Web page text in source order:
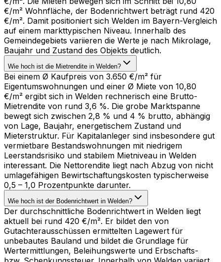
€/m² Wohnfläche, der Bodenrichtwert beträgt rund 420
€/m². Damit positioniert sich Welden im Bayern-Vergleich
auf einem markttypischen Niveau. Innerhalb des
Gemeindegebiets variieren die Werte je nach Mikrolage,
Baujahr und Zustand des Objekts deutlich.
Wie hoch ist die Mietrendite in Welden?
Bei einem Ø Kaufpreis von 3.650 €/m² für
Eigentumswohnungen und einer Ø Miete von 10,80
€/m² ergibt sich in Welden rechnerisch eine Brutto-
Mietrendite von rund 3,6 %. Die grobe Marktspanne
bewegt sich zwischen 2,8 % und 4 % brutto, abhängig
von Lage, Baujahr, energetischem Zustand und
Mieterstruktur. Für Kapitalanleger sind insbesondere gut
vermietbare Bestandswohnungen mit niedrigem
Leerstandsrisiko und stabilem Mietniveau in Welden
interessant. Die Nettorendite liegt nach Abzug von nicht
umlagefähigen Bewirtschaftungskosten typischerweise
0,5 – 1,0 Prozentpunkte darunter.
Wie hoch ist der Bodenrichtwert in Welden?
Der durchschnittliche Bodenrichtwert in Welden liegt
aktuell bei rund 420 €/m². Er bildet den von
Gutachterausschüssen ermittelten Lagewert für
unbebautes Bauland und bildet die Grundlage für
Wertermittlungen, Beleihungswerte und Erbschafts-